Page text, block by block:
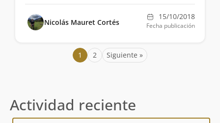
Nicolás Mauret Cortés
15/10/2018
Fecha publicación
1 2 Siguiente »
Actividad reciente